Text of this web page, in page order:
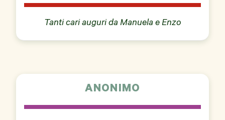
Tanti cari auguri da Manuela e Enzo
ANONIMO